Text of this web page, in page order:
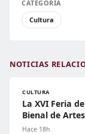
CATEGORÍA
Cultura
NOTICIAS
CULTURA
La XVI Feria
Bienal de
Hace 18h